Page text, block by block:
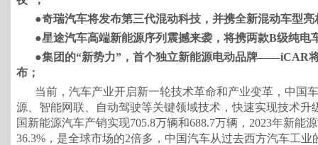
●奇瑞汽车将发布第三代混动科技，并携全新混动车型亮
●星途汽车高端新能源序列震撼来袭，将携两款B级纯电
●集团的“新势力”，首个独立新能源电动品牌——iCAR
布；
当前，汽车产业开启新一轮技术革命和产业变革，中国
源、智能网联、自动驾驶等关键领域技术，快速实现技术升
国新能源汽车产销实现705.8万辆和688.7万辆，2023年新能
36.3%，是全球市场的2倍多，中国汽车从过去西方汽车工业